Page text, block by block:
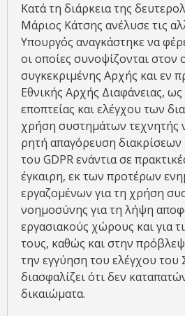
Κατά τη διάρκεια της
Μάριος Κάτσης ανέλυσε τις
Υπουργός αναγκάστηκε να
οι οποίες συνοψίζονται στον
συγκεκριμένης Αρχής και εν
Εθνικής Αρχής Διαφάνειας,
εποπτείας και ελέγχου των
χρήση συστημάτων τεχνητής
ρητή απαγόρευση διακρίσεων
του GDPR ενάντια σε
έγκαιρη, εκ των προτέρων
εργαζομένων για τη χρήση
νοημοσύνης για τη λήψη
εργασιακούς χώρους και για
τους, καθώς και στην
την εγγύηση του ελέγχου του
διασφαλίζει ότι δεν
δικαιώματα.